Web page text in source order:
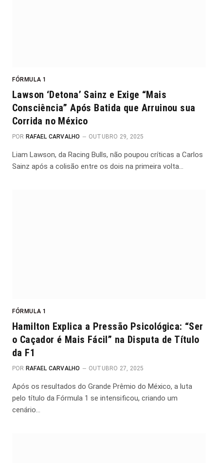
FÓRMULA 1
Lawson ‘Detona’ Sainz e Exige “Mais
Consciência” Após Batida que Arruinou sua
Corrida no México
POR RAFAEL CARVALHO OUTUBRO 29, 2025
Liam Lawson, da Racing Bulls, não poupou críticas a Carlos
Sainz após a colisão entre os dois na primeira volta…
FÓRMULA 1
Hamilton Explica a Pressão Psicológica: “Ser
o Caçador é Mais Fácil” na Disputa de Título
da F1
POR RAFAEL CARVALHO OUTUBRO 27, 2025
Após os resultados do Grande Prêmio do México, a luta
pelo título da Fórmula 1 se intensificou, criando um
cenário…